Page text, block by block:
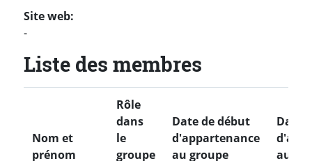
Site web:
-
Liste des membres
Nom et
prénom
Rôle
dans
le
groupe
Date de début
d'appartenance
au groupe
Date
au